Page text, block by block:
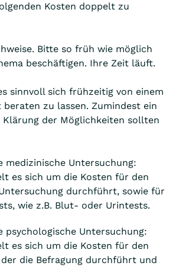
Kosten doppelt zu
Bitte so früh wie möglich
beschäftigen. Ihre Zeit läuft.
sinnvoll sich frühzeitig von einem
beraten zu lassen. Zumindest ein
Klärung der Möglichkeiten sollten
medizinische Untersuchung:
es sich um die Kosten für den
durchführt, sowie für
wie z.B. Blut- oder Urintests.
psychologische Untersuchung:
es sich um die Kosten für den
der die Befragung durchführt und